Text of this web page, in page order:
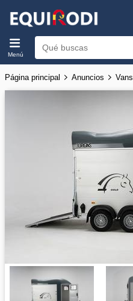
Menú
Página principal Anuncios Vans